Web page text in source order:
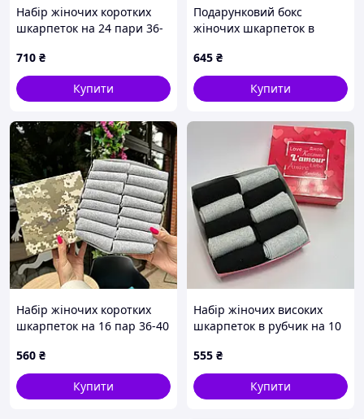
Набір жіночих коротких
шкарпеток на 24 пари 36-
літо
710 ₴
Купити
Подарунковий бокс
жіночих шкарпеток в
645 ₴
Купити
Набір жіночих коротких
шкарпеток на 16 пар 36-40
літо
560 ₴
Купити
Набір жіночих високих
шкарпеток в рубчик на 10
коробці
555 ₴
Купити